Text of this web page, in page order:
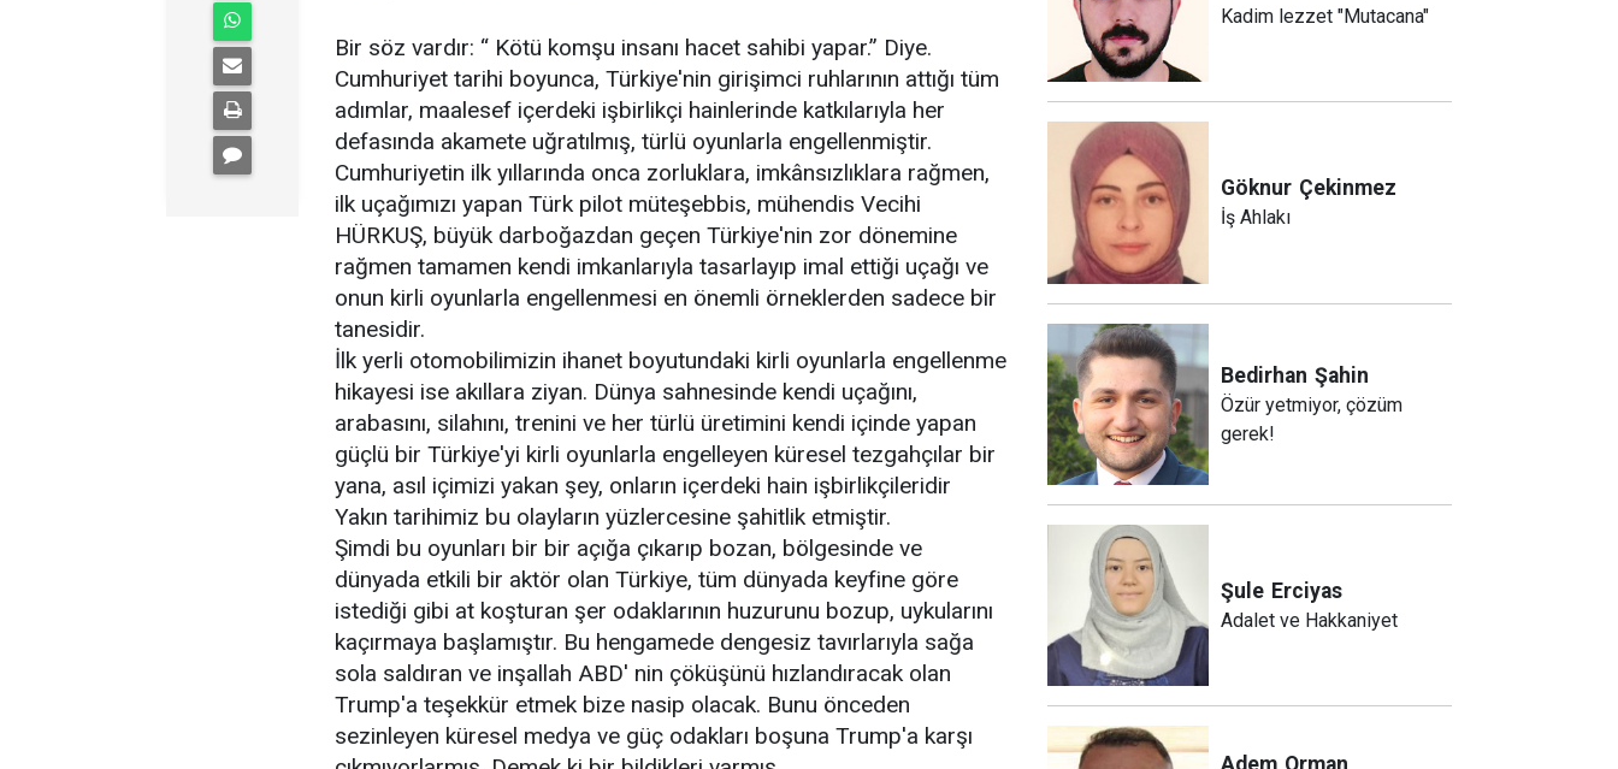
Bir söz vardır: “ Kötü komşu insanı hacet sahibi yapar.” Diye.
Cumhuriyet tarihi boyunca, Türkiye'nin girişimci ruhlarının attığı tüm
adımlar, maalesef içerdeki işbirlikçi hainlerinde katkılarıyla her
defasında akamete uğratılmış, türlü oyunlarla engellenmiştir.
Cumhuriyetin ilk yıllarında onca zorluklara, imkânsızlıklara rağmen,
ilk uçağımızı yapan Türk pilot müteşebbis, mühendis Vecihi
HÜRKUŞ, büyük darboğazdan geçen Türkiye'nin zor dönemine
rağmen tamamen kendi imkanlarıyla tasarlayıp imal ettiği uçağı ve
onun kirli oyunlarla engellenmesi en önemli örneklerden sadece bir
tanesidir.
İlk yerli otomobilimizin ihanet boyutundaki kirli oyunlarla engellenme
hikayesi ise akıllara ziyan. Dünya sahnesinde kendi uçağını,
arabasını, silahını, trenini ve her türlü üretimini kendi içinde yapan
güçlü bir Türkiye'yi kirli oyunlarla engelleyen küresel tezgahçılar bir
yana, asıl içimizi yakan şey, onların içerdeki hain işbirlikçileridir
Yakın tarihimiz bu olayların yüzlercesine şahitlik etmiştir.
Şimdi bu oyunları bir bir açığa çıkarıp bozan, bölgesinde ve
dünyada etkili bir aktör olan Türkiye, tüm dünyada keyfine göre
istediği gibi at koşturan şer odaklarının huzurunu bozup, uykularını
kaçırmaya başlamıştır. Bu hengamede dengesiz tavırlarıyla sağa
sola saldıran ve inşallah ABD' nin çöküşünü hızlandıracak olan
Trump'a teşekkür etmek bize nasip olacak. Bunu önceden
sezinleyen küresel medya ve güç odakları boşuna Trump'a karşı
Kadim lezzet "Mutacana"
Göknur Çekinmez
İş Ahlakı
Bedirhan Şahin
Özür yetmiyor, çözüm
gerek!
Şule Erciyas
Adalet ve Hakkaniyet
Adem Orman